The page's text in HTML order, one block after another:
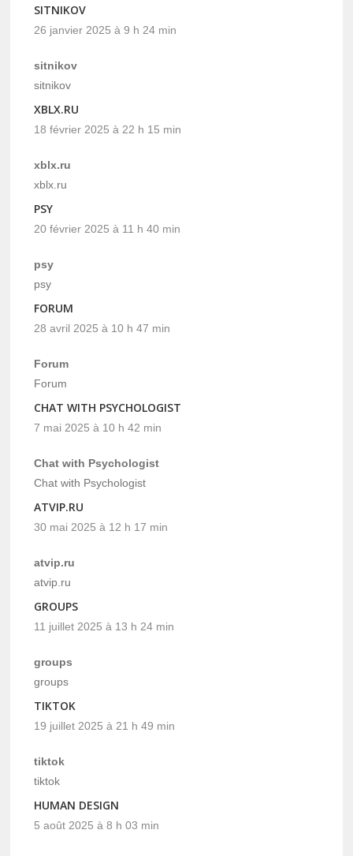
SITNIKOV
26 janvier 2025 à 9 h 24 min
sitnikov
sitnikov
XBLX.RU
18 février 2025 à 22 h 15 min
xblx.ru
xblx.ru
PSY
20 février 2025 à 11 h 40 min
psy
psy
FORUM
28 avril 2025 à 10 h 47 min
Forum
Forum
CHAT WITH PSYCHOLOGIST
7 mai 2025 à 10 h 42 min
Chat with Psychologist
Chat with Psychologist
ATVIP.RU
30 mai 2025 à 12 h 17 min
atvip.ru
atvip.ru
GROUPS
11 juillet 2025 à 13 h 24 min
groups
groups
TIKTOK
19 juillet 2025 à 21 h 49 min
tiktok
tiktok
HUMAN DESIGN
5 août 2025 à 8 h 03 min